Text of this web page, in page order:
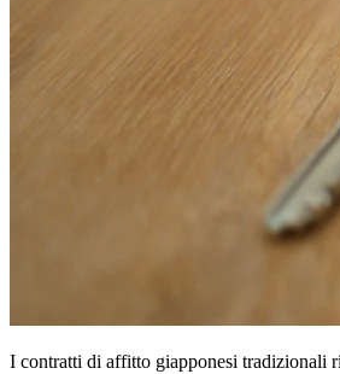
I contratti di affitto giapponesi tradizionali